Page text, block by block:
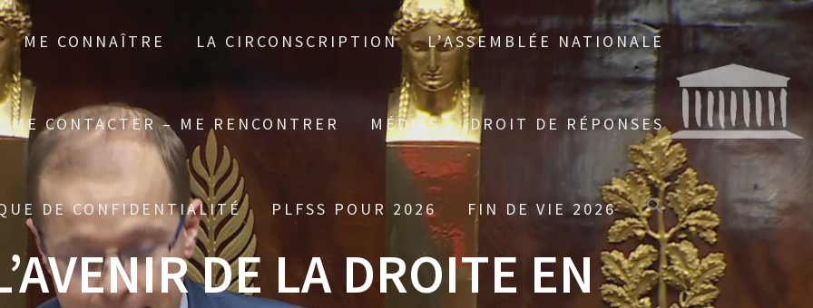
ME CONNAÎTRE LA CIRCONSCRIPTION L’ASSEMBLÉE NATIONALE
ME CONTACTER – ME RENCONTRER MÉDIAS DROIT DE RÉPONSES
DE CONFIDENTIALITÉ PLFSS POUR 2026 FIN DE VIE 2026
DE LA DROITE EN